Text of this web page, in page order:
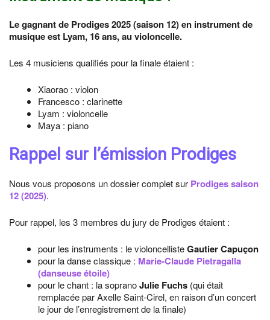
Le gagnant de Prodiges 2025 (saison 12) en instrument de
musique est Lyam, 16 ans, au violoncelle.
Les 4 musiciens qualifiés pour la finale étaient :
Xiaorao : violon
Francesco : clarinette
Lyam : violoncelle
Maya : piano
Rappel sur l’émission Prodiges
Nous vous proposons un dossier complet sur Prodiges saison
12 (2025).
Pour rappel, les 3 membres du jury de Prodiges étaient :
pour les instruments : le violoncellisteGautier Capuçon
pour la danse classique : Marie-Claude Pietragalla
(danseuse étoile)
pour le chant : la sopranoJulie Fuchs (qui était
remplacée par Axelle Saint-Cirel, en raison d’un concert
le jour de l’enregistrement de la finale)